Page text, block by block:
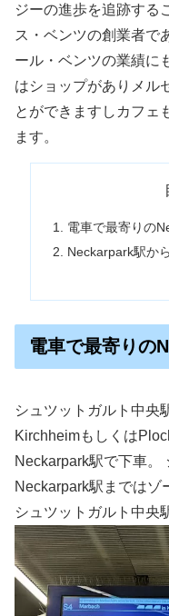
ジーの進歩を追跡する
ス・ベンツの創業者で
ール・ベンツの業績に
はショップがありメル
とができますしカフェ
ます。
電車で最寄りの
Neckarpark駅か
電車で最寄りの
シュツットガルト中央
Kirchheimもしくは
Neckarpark駅で下車。
Neckarpark駅まではゾ
シュツットガルト中央